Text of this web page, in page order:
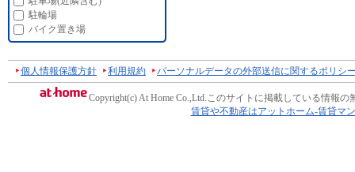
駐輪場
バイク置き場
個人情報保護方針 利用規約 パーソナルデータの外部送信に関するポリシ
Copyright(c) At Home Co.,Ltd.このサイトに掲載している情報の
賃貸や不動産はアットホーム-賃貸マ